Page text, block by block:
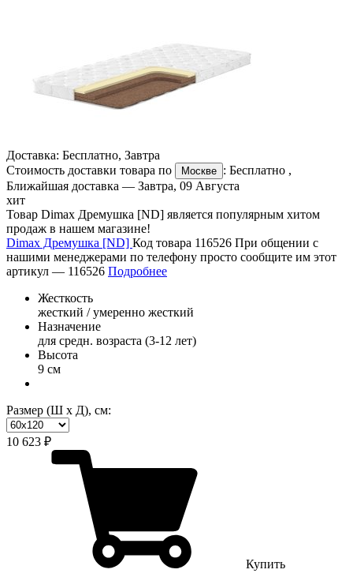
Доставка: Бесплатно, Завтра
Стоимость доставки товара по
Москве : Бесплатно ,
Ближайшая доставка — Завтра, 09 Августа
хит
Товар Dimax Дремушка [ND] является популярным хитом
продаж в нашем магазине!
Dimax Дремушка [ND] Код товара 116526 При общении с
нашими менеджерами по телефону просто сообщите им этот
артикул — 116526 Подробнее
Жесткость
жесткий / умеренно жесткий
Назначение
для средн. возраста (3-12 лет)
Высота
9 см
Размер (Ш х Д), см:
10 623 ₽
Купить